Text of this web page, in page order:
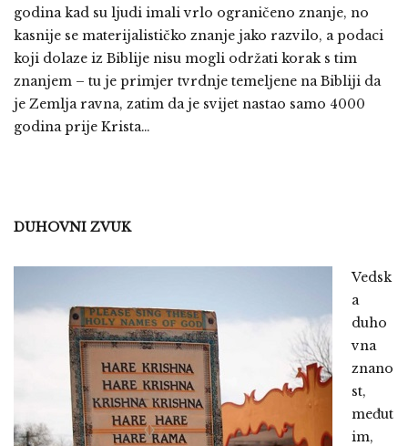
godina kad su ljudi imali vrlo ograničeno znanje, no
kasnije se materijalističko znanje jako razvilo, a podaci
koji dolaze iz Biblije nisu mogli održati korak s tim
znanjem – tu je primjer tvrdnje temeljene na Bibliji da
je Zemlja ravna, zatim da je svijet nastao samo 4000
godina prije Krista…
DUHOVNI ZVUK
Vedsk
a
duho
vna
znano
st,
međut
im,